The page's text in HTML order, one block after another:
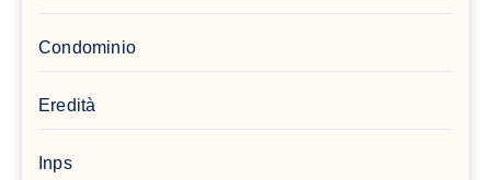
Condominio
Eredità
Inps